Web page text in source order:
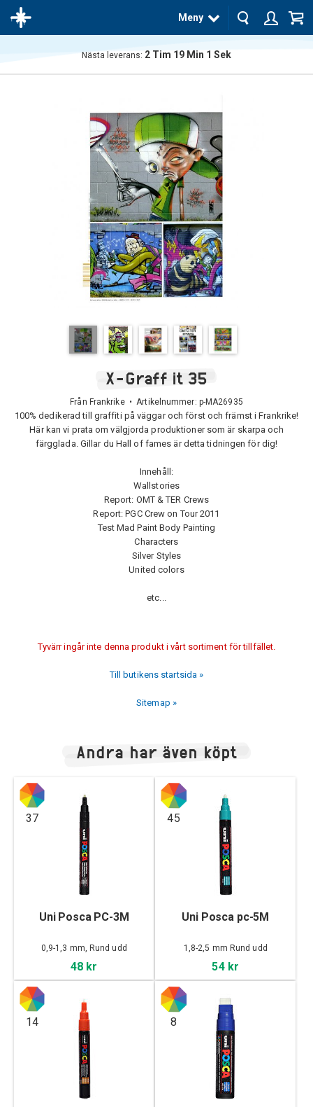
Meny
Nästa leverans: 2 Tim 19 Min 0 Sek
X-Graff it 35
Från Frankrike • Artikelnummer: p-MA26935
100% dedikerad till graffiti på väggar och först och främst i Frankrike!
Här kan vi prata om välgjorda produktioner som är skarpa och
färgglada. Gillar du Hall of fames är detta tidningen för dig!
Innehåll:
Wallstories
Report: OMT & TER Crews
Report: PGC Crew on Tour 2011
Test Mad Paint Body Painting
Characters
Silver Styles
United colors
etc...
Tyvärr ingår inte denna produkt i vårt sortiment för tillfället.
Till butikens startsida »
Sitemap »
Andra har även köpt
37
Uni Posca PC-3M
0,9-1,3 mm, Rund udd
48 kr
45
Uni Posca pc-5M
1,8-2,5 mm Rund udd
54 kr
14 8